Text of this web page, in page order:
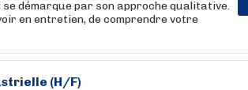
démarque par son approche qualitative.
en entretien, de comprendre votre
(H/F)